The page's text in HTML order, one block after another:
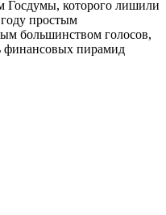
Госдумы, которого лишили
простым
большинством голосов,
финансовых пирамид